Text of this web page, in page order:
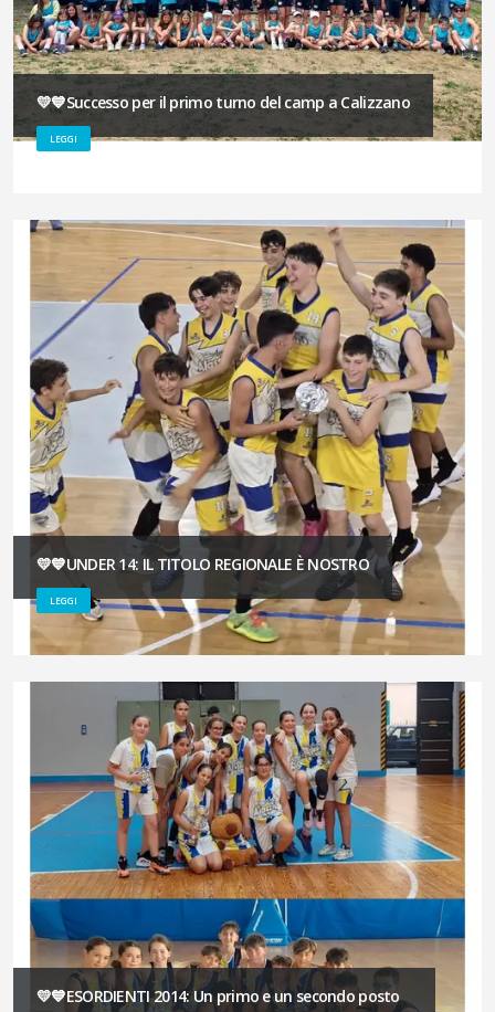
💛💙Successo per il primo turno del camp a Calizzano
LEGGI
💛💙UNDER 14: IL TITOLO REGIONALE È NOSTRO
LEGGI
💛💙ESORDIENTI 2014: Un primo e un secondo posto